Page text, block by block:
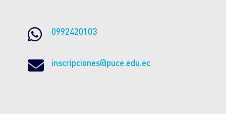
 0992420103
 inscripciones@puce.edu.ec